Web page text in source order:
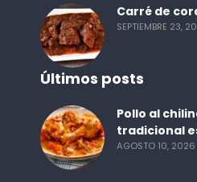
Carré de
SEPTIEMBRE 23,
Últimos posts
Pollo al
tradicional
AGOSTO 10, 2026